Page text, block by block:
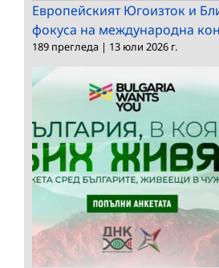
Европейският Югоизток и
фокуса на международна
189 прегледа | 13 юли 2026 г.